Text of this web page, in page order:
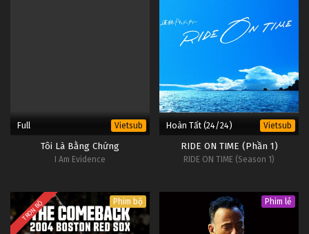
Full Vietsub
Tôi Là Bằng Chứng
I Am Evidence
Hoàn Tất (24/24) Vietsub
RIDE ON TIME (Phần 1)
RIDE ON TIME (Season 1)
TRỌN BỘ Phim bộ Phim lẻ